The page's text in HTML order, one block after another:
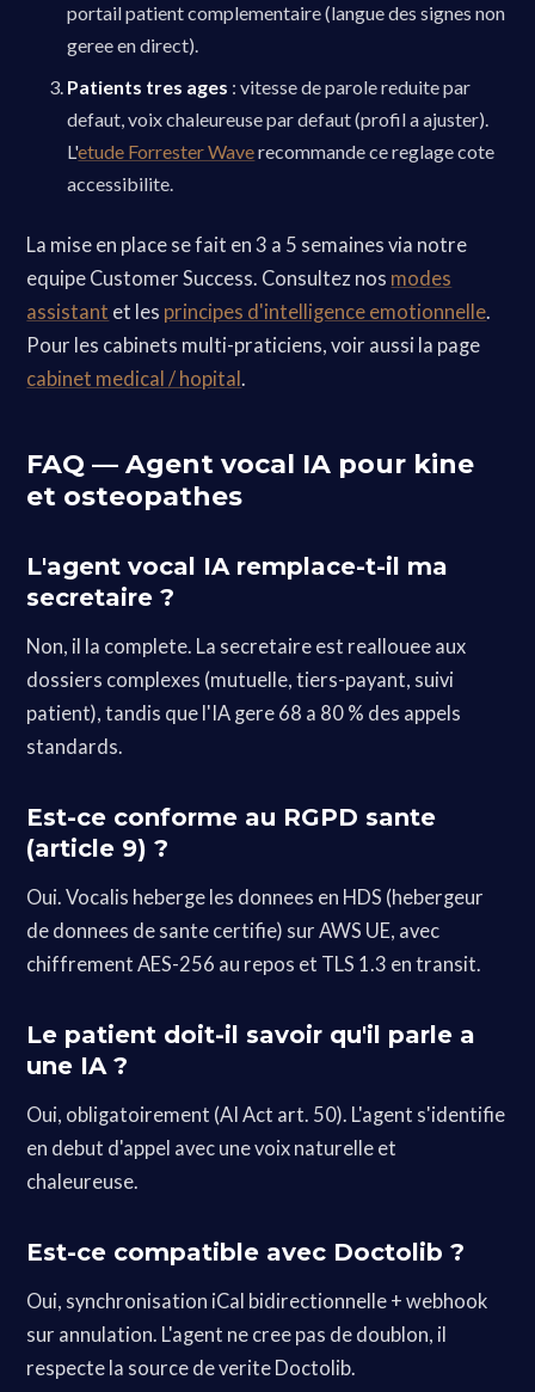
portail patient complementaire (langue des signes non
geree en direct).
Patients tres ages : vitesse de parole reduite par
defaut, voix chaleureuse par defaut (profil a ajuster).
L'etude Forrester Waverecommande ce reglage cote
accessibilite.
La mise en place se fait en 3 a 5 semaines via notre
equipe Customer Success. Consultez nos modes
assistant et les principes d'intelligence emotionnelle.
Pour les cabinets multi-praticiens, voir aussi la page
cabinet medical / hopital.
FAQ — Agent vocal IA pour kine
et osteopathes
L'agent vocal IA remplace-t-il ma
secretaire ?
Non, il la complete. La secretaire est reallouee aux
dossiers complexes (mutuelle, tiers-payant, suivi
patient), tandis que l'IA gere 68 a 80 % des appels
standards.
Est-ce conforme au RGPD sante
(article 9) ?
Oui. Vocalis heberge les donnees en HDS (hebergeur
de donnees de sante certifie) sur AWS UE, avec
chiffrement AES-256 au repos et TLS 1.3 en transit.
Le patient doit-il savoir qu'il parle a
une IA ?
Oui, obligatoirement (AI Act art. 50). L'agent s'identifie
en debut d'appel avec une voix naturelle et
chaleureuse.
Est-ce compatible avec Doctolib ?
Oui, synchronisation iCal bidirectionnelle + webhook
sur annulation. L'agent ne cree pas de doublon, il
respecte la source de verite Doctolib.